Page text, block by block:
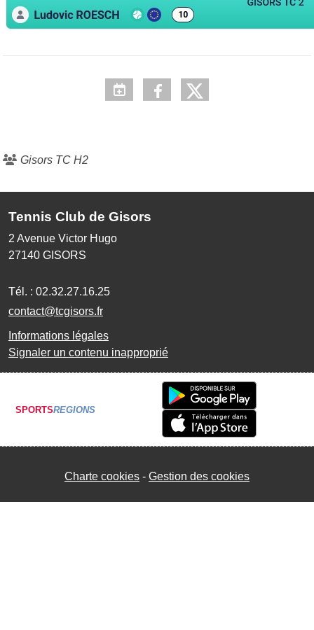
Gisors TC H2
Tennis Club de Gisors
2 Avenue Victor Hugo
27140 GISORS
Tél. : 02.32.27.16.25
contact@tcgisors.fr
Informations légales
Signaler un contenu inapproprié
SPORTSREGIONS
Charte cookies Gestion des cookies